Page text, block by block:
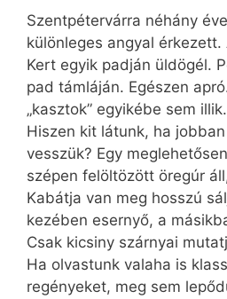
Szentpétervárra néhány
különleges angyal érkezett.
Kert egyik padján üldögél.
pad támláján. Egészen
„kasztok” egyikébe sem illik.
Hiszen kit látunk, ha
vesszük? Egy
szépen felöltözött öregúr
Kabátja van meg hosszú
kezében esernyő, a
Csak kicsiny szárnyai
Ha olvastunk valaha is
regényeket, meg sem